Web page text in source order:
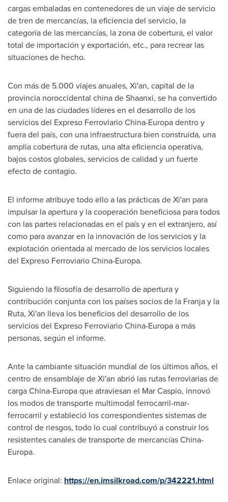
cargas embaladas en contenedores de un viaje de servicio
de tren de mercancías, la eficiencia del servicio, la
categoría de las mercancías, la zona de cobertura, el valor
total de importación y exportación, etc., para recrear las
situaciones de hecho.
Con más de 5.000 viajes anuales, Xi'an, capital de la
provincia noroccidental china deShaanxi, se ha convertido
en una de las ciudades líderes en el desarrollo de los
servicios del Expreso Ferroviario China-Europa dentro y
fuera del país, con una infraestructura bien construida, una
amplia cobertura de rutas, una alta eficiencia operativa,
bajos costos globales, servicios de calidad y un fuerte
efecto de contagio.
El informe atribuye todo ello a las prácticas deXi'an para
impulsar la apertura y la cooperación beneficiosa para todos
con las partes relacionadas en el país y en el extranjero, así
como para avanzar en la innovación de los servicios y la
explotación orientada al mercado de los servicios locales
del Expreso Ferroviario China-Europa.
Siguiendo la filosofía de desarrollo de apertura y
contribución conjunta con los países socios de la Franja y la
Ruta, Xi'an lleva los beneficios del desarrollo de los
servicios del Expreso Ferroviario China-Europa a más
personas, según el informe.
Ante la cambiante situación mundial de los últimos años, el
centro de ensamblaje deXi'an abrió las rutas ferroviarias de
carga China-Europa que atraviesan el Mar Caspio, innovó
los modos de transporte multimodal ferrocarril-mar-
ferrocarril y estableció los correspondientes sistemas de
control de riesgos, todo lo cual contribuyó a construir los
resistentes canales de transporte de mercancías China-
Europa.
Enlace original: https://en.imsilkroad.com/p/342221.html